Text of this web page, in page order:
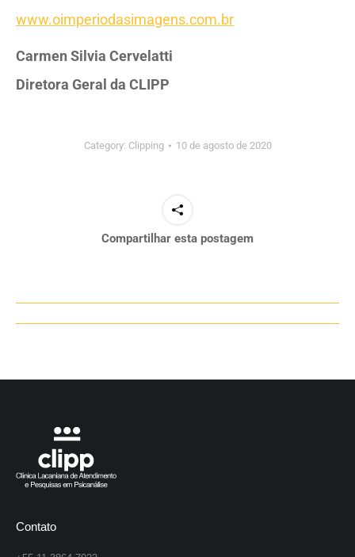
www.oimperiodasimagens.com.br
Carmen Silvia Cervelatti
Diretora Geral da CLIPP
Category: Clipping 10 de agosto de 2020
Compartilhar esta postagem
Navegação
post:
Contato